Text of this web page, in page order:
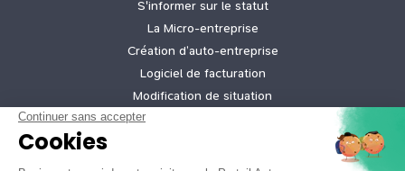
S'informer sur le statut
La Micro‑entreprise
Création d’auto‑entreprise
Logiciel de facturation
Modification de situation
Création micro-entreprise gratuite